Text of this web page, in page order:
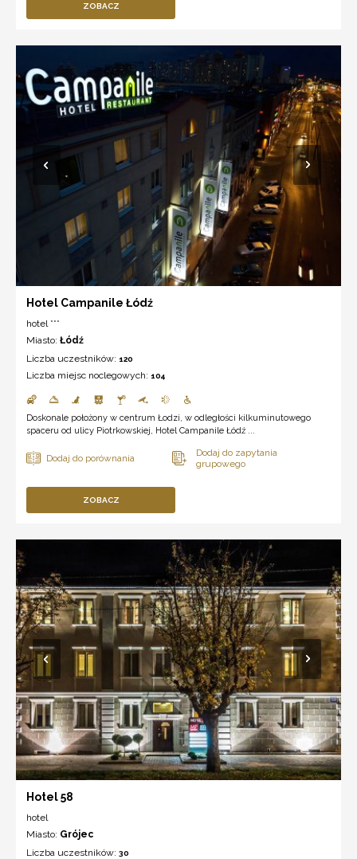
ZOBACZ
Hotel Campanile Łódź
hotel ***
Miasto: Łódź
Liczba uczestników: 120
Liczba miejsc noclegowych: 104
Doskonale położony w centrum Łodzi, w odległości kilkuminutowego
spaceru od ulicy Piotrkowskiej, Hotel Campanile Łódź ...
ZOBACZ
Hotel 58
hotel
Miasto: Grójec
Liczba uczestników: 30